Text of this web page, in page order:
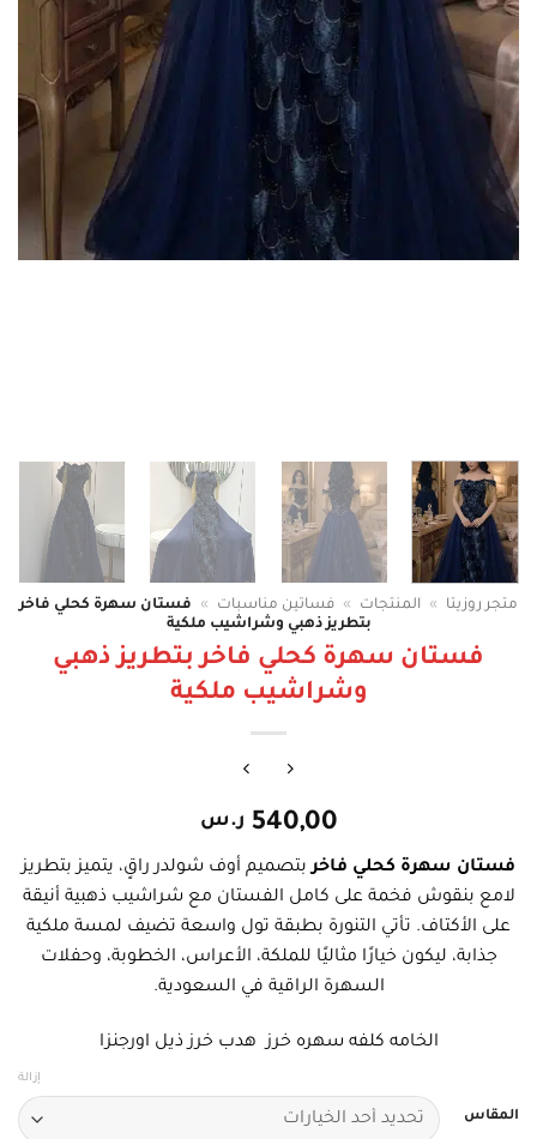
متجر روزيتا » المنتجات » فساتين مناسبات »
فستان سهرة كحلي فاخر
بتطريز ذهبي وشراشيب ملكية
فستان سهرة كحلي فاخر بتطريز ذهبي
وشراشيب ملكية
540,00 ر.س
فستان سهرة كحلي فاخربتصميم أوف شولدر راقٍ، يتميز بتطريز
لامع بنقوش فخمة على كامل الفستان مع شراشيب ذهبية أنيقة
على الأكتاف. تأتي التنورة بطبقة تول واسعة تضيف لمسة ملكية
جذابة، ليكون خيارًا مثاليًا للملكة، الأعراس، الخطوبة، وحفلات
السهرة الراقية في السعودية.
الخامه كلفه سهره خرز هدب خرز ذيل اورجنزا
المقاس
إزالة